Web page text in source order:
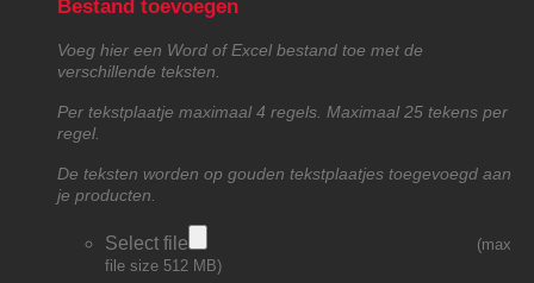
Bestand toevoegen
Voeg hier een Word of Excel bestand toe met de
verschillende teksten.
Per tekstplaatje maximaal 4 regels. Maximaal 25 tekens per
regel.
De teksten worden op gouden tekstplaatjes toegevoegd aan
je producten.
Select file
(max
file size 512 MB)